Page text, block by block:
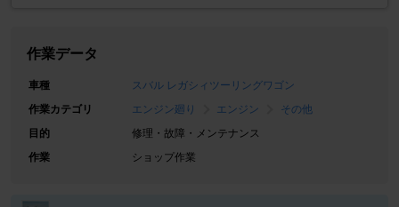
作業データ
車種
スバル レガシィツーリングワゴン
作業カテゴリ
エンジン廻り エンジン
その他
目的
修理・故障・メンテナンス
作業
ショップ作業